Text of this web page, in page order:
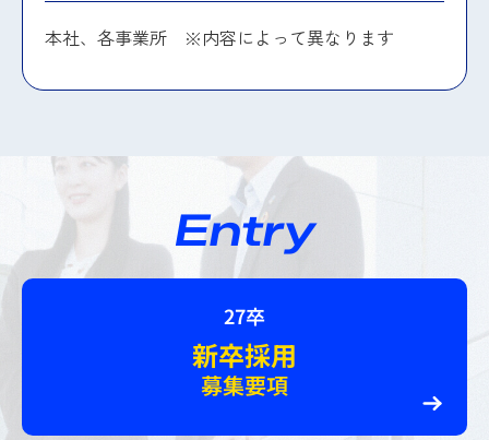
本社、各事業所 ※内容によって異なります
Entry
27卒
新卒採用
募集要項